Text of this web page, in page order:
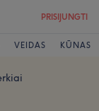
PRISIJUNGTI
VEIDAS KŪNAS